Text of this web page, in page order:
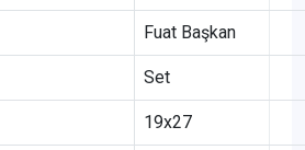
Fuat Başkan
Set
19x27